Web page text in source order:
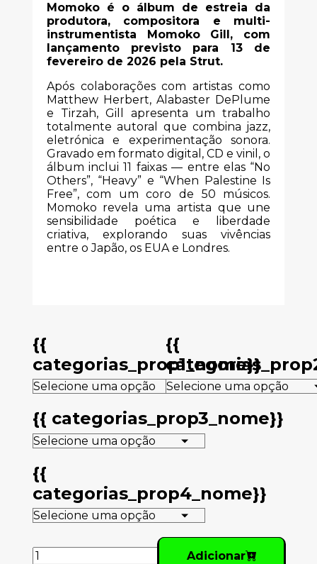
Momoko é o álbum de estreia da
produtora, compositora e multi-
instrumentista Momoko Gill, com
lançamento previsto para 13 de
fevereiro de 2026 pela Strut.
Após colaborações com artistas como
Matthew Herbert, Alabaster DePlume
e Tirzah, Gill apresenta um trabalho
totalmente autoral que combina jazz,
eletrónica e experimentação sonora.
Gravado em formato digital, CD e vinil, o
álbum inclui 11 faixas — entre elas “No
Others”, “Heavy” e “When Palestine Is
Free”, com um coro de 50 músicos.
Momoko revela uma artista que une
sensibilidade poética e liberdade
criativa, explorando suas vivências
entre o Japão, os EUA e Londres.
{{
categorias_prop1_nome}}
{{
{{ categorias_prop3_nome}}
{{
categorias_prop4_nome}}
Adicionar